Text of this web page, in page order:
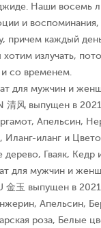
Наши восемь
и
причем каждый
излучать,
со временем.
для мужчин и
清⻛ выпущен в
Апельсин,
иланг и
Гваяк, Кедр
для мужчин и
金玉 выпущен в 2021
Апельсин,
роза, Белые